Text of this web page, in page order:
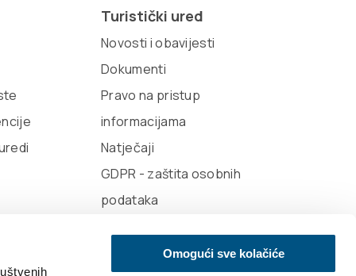
Omogući sve kolačiće
Turistički ured
Novosti i obavijesti
Dokumenti
Pravo na pristup
informacijama
Natječaji
GDPR - zaštita osobnih
podataka